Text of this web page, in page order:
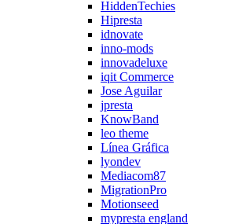
HiddenTechies
Hipresta
idnovate
inno-mods
innovadeluxe
iqit Commerce
Jose Aguilar
jpresta
KnowBand
leo theme
Línea Gráfica
lyondev
Mediacom87
MigrationPro
Motionseed
mypresta england